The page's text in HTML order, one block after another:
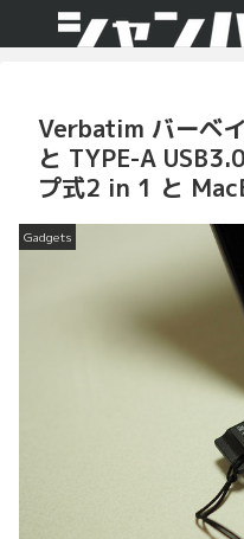
Verbatim バーベ
と TYPE-A
プ式2 in 1 と
Gadgets